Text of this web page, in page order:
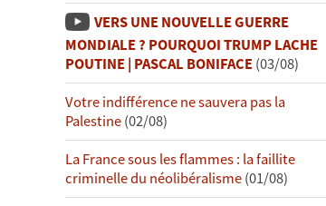
VERS UNE NOUVELLE GUERRE
MONDIALE ? POURQUOI TRUMP LACHE
POUTINE | PASCAL BONIFACE(03/08)
Votre indifférence ne sauvera pas la
Palestine(02/08)
La France sous les flammes : la faillite
criminelle du néolibéralisme(01/08)